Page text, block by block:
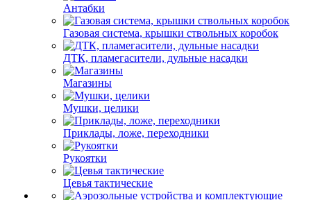
Антабки
Газовая система, крышки ствольных коробок
ДТК, пламегасители, дульные насадки
Магазины
Мушки, целики
Приклады, ложе, переходники
Рукоятки
Цевья тактические